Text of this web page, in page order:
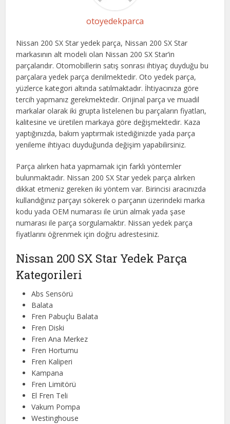
otoyedekparca
Nissan 200 SX Star yedek parça, Nissan 200 SX Star
markasının alt modeli olan Nissan 200 SX Star’in
parçalarıdır. Otomobillerin satış sonrası ihtiyaç duyduğu bu
parçalara yedek parça denilmektedir. Oto yedek parça,
yüzlerce kategori altında satılmaktadır. İhtiyacınıza göre
tercih yapmanız gerekmektedir. Orijinal parça ve muadil
markalar olarak iki grupta listelenen bu parçaların fiyatları,
kalitesine ve üretilen markaya göre değişmektedir. Kaza
yaptığınızda, bakım yaptırmak istediğinizde yada parça
yenileme ihtiyacı duyduğunda değişim yapabilirsiniz.
Parça alırken hata yapmamak için farklı yöntemler
bulunmaktadır. Nissan 200 SX Star yedek parça alırken
dikkat etmeniz gereken iki yöntem var. Birincisi aracınızda
kullandığınız parçayı sökerek o parçanın üzerindeki marka
kodu yada OEM numarası ile ürün almak yada şase
numarası ile parça sorgulamaktır. Nissan yedek parça
fiyatlarını öğrenmek için doğru adrestesiniz.
Nissan 200 SX Star Yedek Parça
Kategorileri
Abs Sensörü
Balata
Fren Pabuçlu Balata
Fren Diski
Fren Ana Merkez
Fren Hortumu
Fren Kaliperi
Kampana
Fren Limitörü
El Fren Teli
Vakum Pompa
Westinghouse